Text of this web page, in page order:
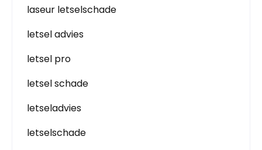
laseur letselschade
letsel advies
letsel pro
letsel schade
letseladvies
letselschade